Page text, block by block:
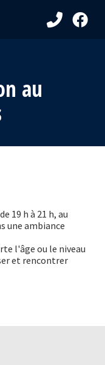
au
19 h à 21 h, au
une ambiance
l'âge ou le niveau
et rencontrer